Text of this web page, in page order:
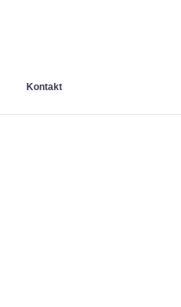
Kontakt